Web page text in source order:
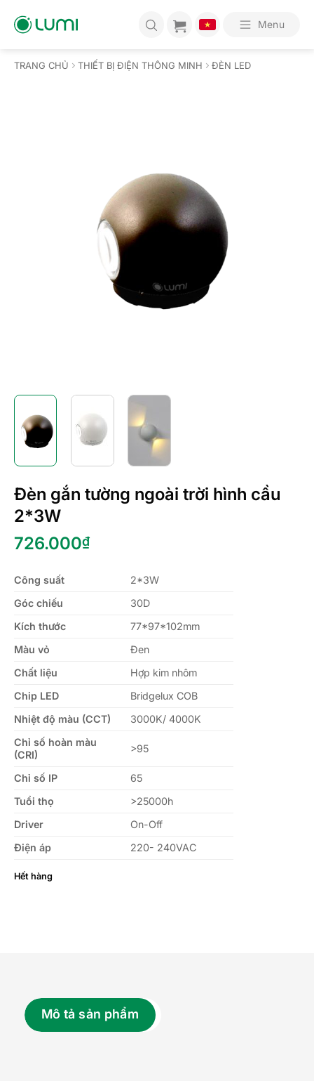
qua
Menu
TRANG CHỦ THIẾT BỊ ĐIỆN THÔNG MINH ĐÈN LED
Đèn gắn tường ngoài trời hình cầu
2*3W
726.000₫
Công suất
2*3W
Góc chiếu
30D
Kích thước
77*97*102mm
Màu vỏ
Đen
Chất liệu
Hợp kim nhôm
Chip LED
Bridgelux COB
Nhiệt độ màu (CCT)
3000K/ 4000K
Chỉ số hoàn màu
(CRI)
>95
Chỉ số IP
65
Tuổi thọ
>25000h
Driver
On-Off
Điện áp
220- 240VAC
Hết hàng
Mô tả sản phẩm